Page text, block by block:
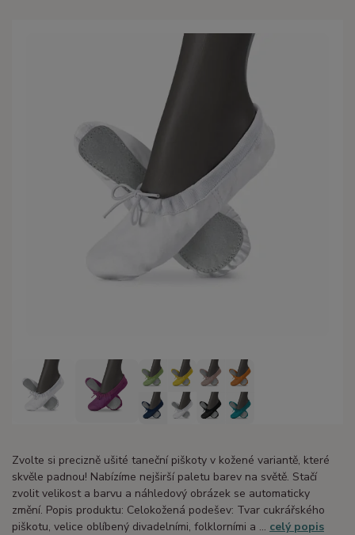
Zvolte si precizně ušité taneční piškoty v kožené variantě, které
skvěle padnou! Nabízíme nejširší paletu barev na světě. Stačí
zvolit velikost a barvu a náhledový obrázek se automaticky
změní. Popis produktu: Celokožená podešev: Tvar cukrářského
piškotu, velice oblíbený divadelními, folklorními a ... celý popis